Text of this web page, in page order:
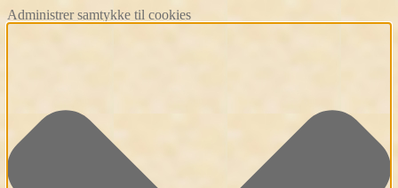
Administrer samtykke til cookies